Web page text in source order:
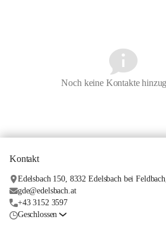
Noch keine Kontakte
Kontakt
Edelsbach 150, 8332 Edelsbach bei
gde@edelsbach.at
+43 3152 3597
Geschlossen